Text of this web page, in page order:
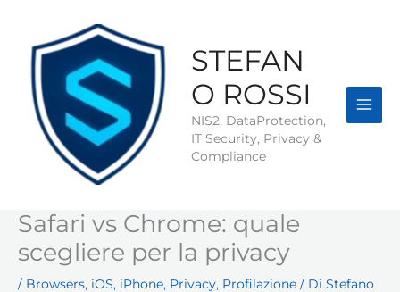
contenuto
STEFAN
O ROSSI
NIS2, DataProtection,
IT Security, Privacy &
Compliance
Safari vs Chrome: quale
scegliere per la privacy
/ Browsers, iOS, iPhone, Privacy, Profilazione / Di Stefano